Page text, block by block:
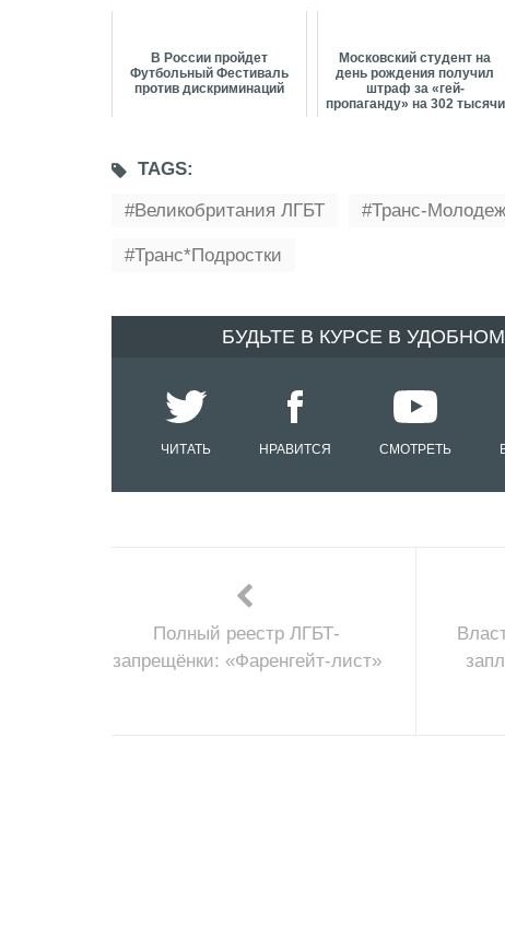
В России пройдет
Футбольный Фестиваль
против дискриминаций
Московский студент на
день рождения получил
штраф за «гей-
пропаганду» на 302 тысячи
TAGS:
Великобритания ЛГБТ
Транс-
Транс*подростки
БУДЬТЕ В КУРСЕ В
ЧИТАТЬ НРАВИТСЯ СМОТРЕТЬ
Полный реестр ЛГБТ-
запрещёнки: «Фаренгейт-лист»